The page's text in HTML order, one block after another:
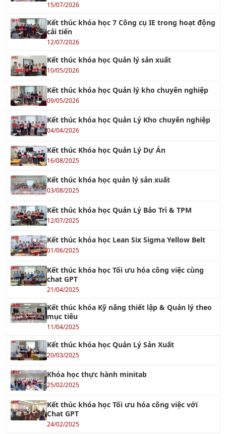
15/07/2026
Kết thúc khóa học 7 Công cụ IE trong hoạt động
cải tiến
12/07/2026
Kết thúc khóa học Quản lý sản xuất
10/05/2026
Kết thúc khóa học Quản lý kho chuyên nghiệp
09/05/2026
Kết thúc khóa học Quản Lý Kho chuyên nghiệp
04/04/2026
Kết thúc Khóa học Quản Lý Dự Án
16/08/2025
Kết thúc khóa học quản lý sản xuất
03/08/2025
Kết thúc khóa học Quản Lý Bảo Trì & TPM
12/07/2025
Kết thúc khóa học Lean Six Sigma Yellow Belt
01/06/2025
Kết thúc khóa học Tối ưu hóa công việc cùng
chat GPT
21/04/2025
Kết thúc khóa Kỹ năng thiết lập & Quản lý theo
mục tiêu
11/04/2025
Kết thúc khóa học Quản Lý Sản Xuất
20/03/2025
Khóa học thực hành minitab
25/02/2025
Kết thúc khóa học Tối ưu hóa công việc với
Chat GPT
24/02/2025